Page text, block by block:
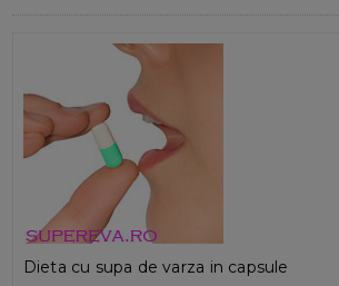
Dieta cu supa de varza in capsule